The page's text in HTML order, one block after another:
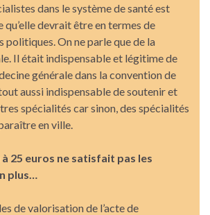
dans le système de santé est
qu’elle devrait être en termes de
politiques. On ne parle que de la
Il était indispensable et légitime de
générale dans la convention de
aussi indispensable de soutenir et
spécialités car sinon, des spécialités
en ville.
25 euros ne satisfait pas les
plus…
de valorisation de l’acte de